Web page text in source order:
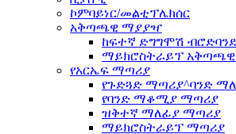
ኮምባይነር/መልቲፕሌክሰር
አቅጣጫዊ ማያያዣ
ከፍተኛ ድግግሞሽ
ማይክሮስትራይፕ
የአርኤፍ ማጣሪያ
የጉድጓድ ማጣሪያ^ባንድ
የባንድ ማቆሚያ ማጣሪያ
ዝቅተኛ ማለፊያ ማጣሪያ
ማይክሮስትራይፕ ማጣሪያ